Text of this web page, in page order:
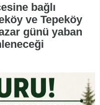
bağlı
ve Tepeköy
günü yaban